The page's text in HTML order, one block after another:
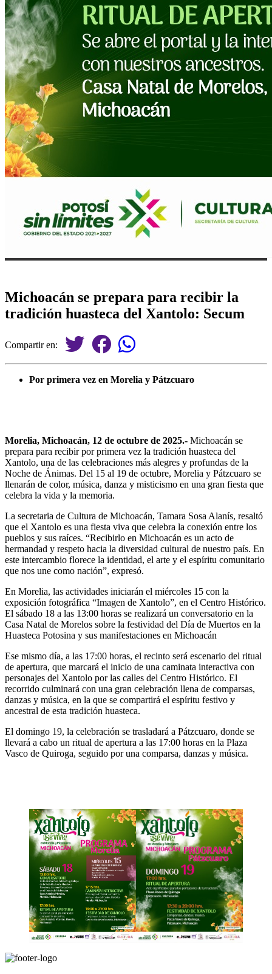
Michoacán se prepara para recibir la
tradición huasteca del Xantolo: Secum
Compartir en:
Por primera vez en Morelia y Pátzcuaro
Morelia, Michoacán, 12 de octubre de 2025.- Michoacán se
prepara para recibir por primera vez la tradición huasteca del
Xantolo, una de las celebraciones más alegres y profundas de la
Noche de Ánimas. Del 15 al 19 de octubre, Morelia y Pátzcuaro se
llenarán de color, música, danza y misticismo en una gran fiesta que
celebra la vida y la memoria.
La secretaria de Cultura de Michoacán, Tamara Sosa Alanís, resaltó
que el Xantolo es una fiesta viva que celebra la conexión entre los
pueblos y sus raíces. “Recibirlo en Michoacán es un acto de
hermandad y respeto hacia la diversidad cultural de nuestro país. En
este intercambio florece la identidad, el arte y el espíritu comunitario
que nos une como nación”, expresó.
En Morelia, las actividades iniciarán el miércoles 15 con la
exposición fotográfica “Imagen de Xantolo”, en el Centro Histórico.
El sábado 18 a las 13:00 horas se realizará un conversatorio en la
Casa Natal de Morelos sobre la festividad del Día de Muertos en la
Huasteca Potosina y sus manifestaciones en Michoacán
Ese mismo día, a las 17:00 horas, el recinto será escenario del ritual
de apertura, que marcará el inicio de una caminata interactiva con
personajes del Xantolo por las calles del Centro Histórico. El
recorrido culminará con una gran celebración llena de comparsas,
danzas y música, en la que se compartirá el espíritu festivo y
ancestral de esta tradición huasteca.
El domingo 19, la celebración se trasladará a Pátzcuaro, donde se
llevará a cabo un ritual de apertura a las 17:00 horas en la Plaza
Vasco de Quiroga, seguido por una comparsa, danzas y música.